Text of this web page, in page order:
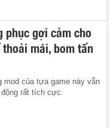
phục gợi cảm cho
mái, bom tấn
mod của tựa game này vẫn
động rất tích cực.